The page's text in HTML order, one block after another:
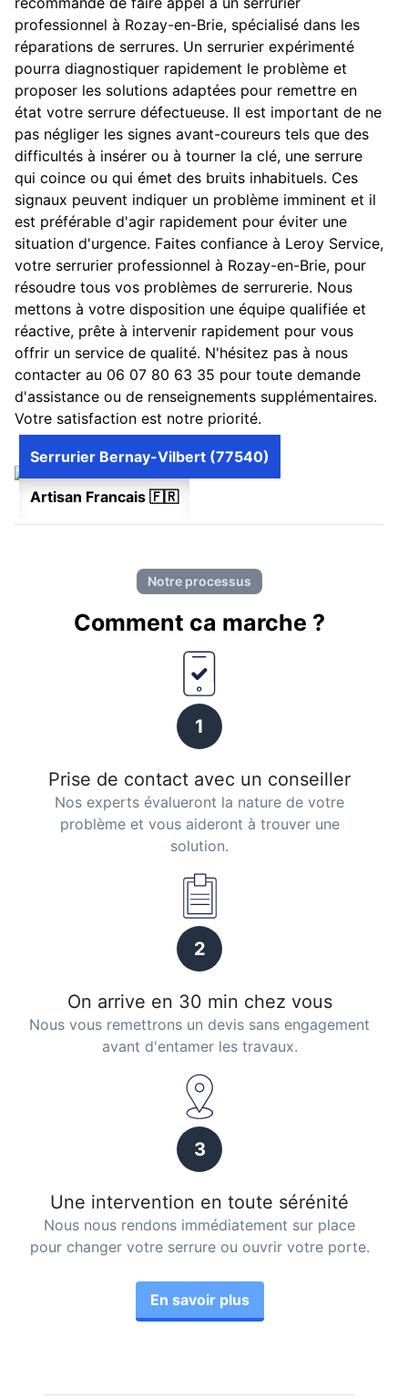
professionnel à Rozay-en-Brie, spécialisé dans les
réparations de serrures. Un serrurier expérimenté
pourra diagnostiquer rapidement le problème et
proposer les solutions adaptées pour remettre en
état votre serrure défectueuse. Il est important de ne
pas négliger les signes avant-coureurs tels que des
difficultés à insérer ou à tourner la clé, une serrure
qui coince ou qui émet des bruits inhabituels. Ces
signaux peuvent indiquer un problème imminent et il
est préférable d'agir rapidement pour éviter une
situation d'urgence. Faites confiance à Leroy Service,
votre serrurier professionnel à Rozay-en-Brie, pour
résoudre tous vos problèmes de serrurerie. Nous
mettons à votre disposition une équipe qualifiée et
réactive, prête à intervenir rapidement pour vous
offrir un service de qualité. N'hésitez pas à nous
contacter au 06 07 80 63 35 pour toute demande
d'assistance ou de renseignements supplémentaires.
Votre satisfaction est notre priorité.
Artisan Francais 🇫🇷
Serrurier Bernay-Vilbert (77540)
Notre processus
Comment ca marche ?
1
Prise de contact avec un conseiller
Nos experts évalueront la nature de votre
problème et vous aideront à trouver une
solution.
2
On arrive en 30 min chez vous
Nous vous remettrons un devis sans engagement
avant d'entamer les travaux.
3
Une intervention en toute sérénité
Nous nous rendons immédiatement sur place
pour changer votre serrure ou ouvrir votre porte.
En savoir plus